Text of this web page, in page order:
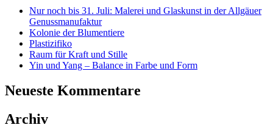
Nur noch bis 31. Juli: Malerei und Glaskunst in der Allgäuer
Genussmanufaktur
Kolonie der Blumentiere
Plastizifiko
Raum für Kraft und Stille
Yin und Yang – Balance in Farbe und Form
Neueste Kommentare
Archiv